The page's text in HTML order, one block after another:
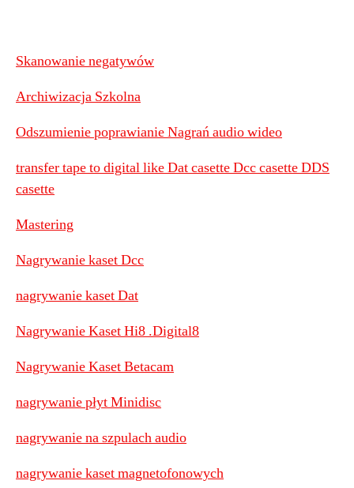
Skanowanie negatywów
Archiwizacja Szkolna
Odszumienie poprawianie Nagrań audio wideo
transfer tape to digital like Dat casette Dcc casette DDS
casette
Mastering
Nagrywanie kaset Dcc
nagrywanie kaset Dat
Nagrywanie Kaset Hi8 .Digital8
Nagrywanie Kaset Betacam
nagrywanie płyt Minidisc
nagrywanie na szpulach audio
nagrywanie kaset magnetofonowych